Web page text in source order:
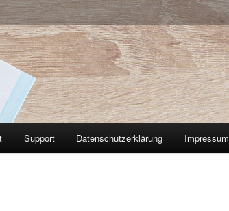
Support Datenschutzerklärung Impressum